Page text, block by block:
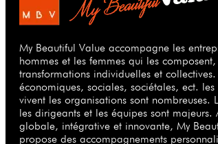
My Beautiful Value accompagne les
hommes et les femmes qui les
transformations individuelles et collectives.
économiques, sociales, sociétales, ect.
vivent les organisations sont nombreuses.
les dirigeants et les équipes sont majeurs.
globale, intégrative et innovante, My
propose des accompagnements